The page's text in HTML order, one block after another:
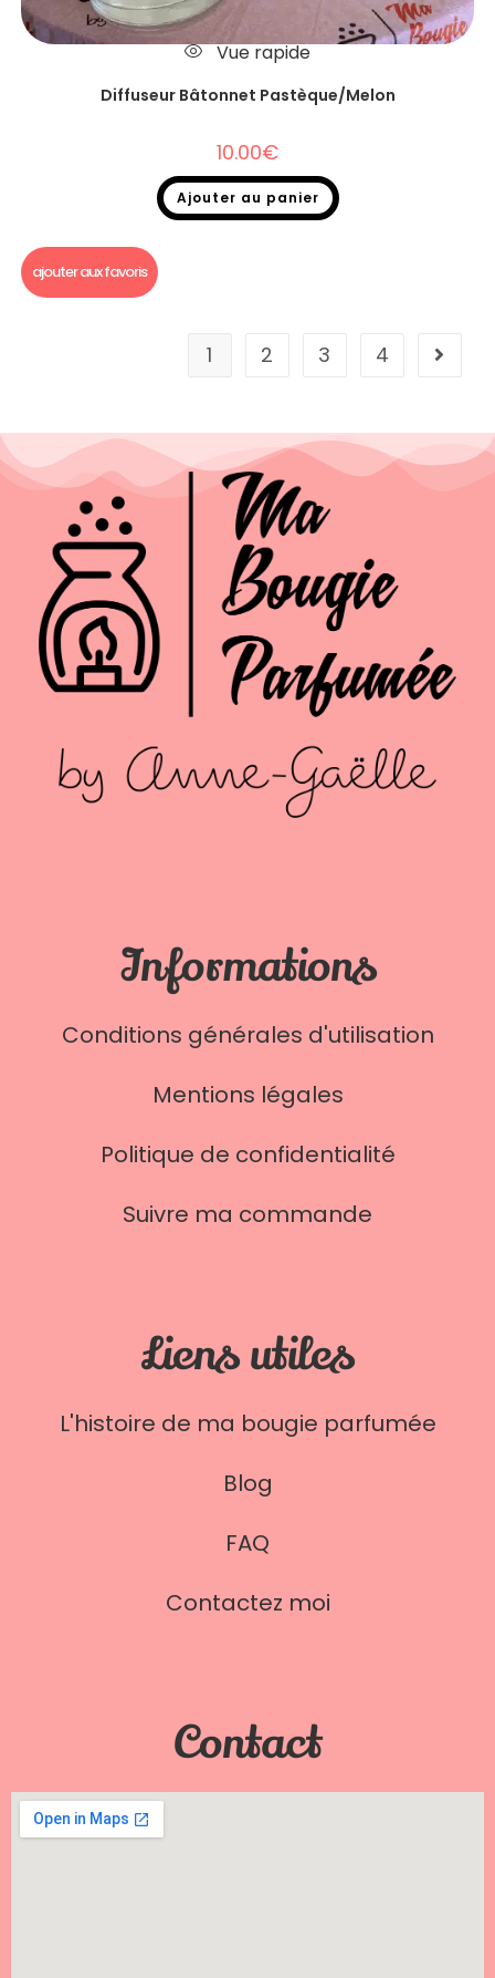
Vue rapide
Diffuseur Bâtonnet Pastèque/Melon
10.00€
Ajouter au panier
ajouter aux favoris
1 2 3 4
Informations
Conditions générales d'utilisation
Mentions légales
Politique de confidentialité
Suivre ma commande
Liens utiles
L'histoire de ma bougie parfumée
Blog
FAQ
Contactez moi
Contact